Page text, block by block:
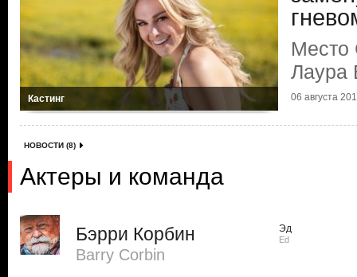
Кастинг
Место
Лаура
06 августа
НОВОСТИ (8)
Актеры и команда
Бэрри Корбин
Barry Corbin
Эд
Ed